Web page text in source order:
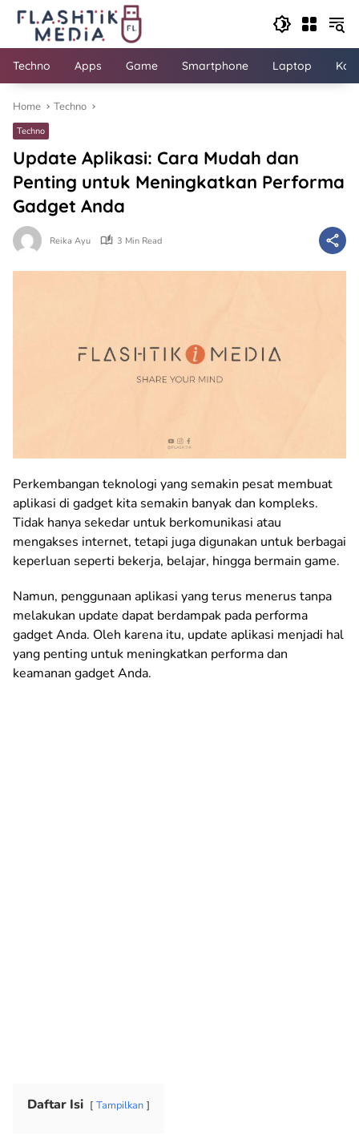
Skip
content
Techno Apps Game Smartphone Laptop
Home Techno
Techno
Update Aplikasi: Cara Mudah dan
Penting untuk Meningkatkan Performa
Gadget Anda
Reika Ayu 3 Min Read
Perkembangan teknologi yang semakin pesat membuat
aplikasi di gadget kita semakin banyak dan kompleks.
Tidak hanya sekedar untuk berkomunikasi atau
mengakses internet, tetapi juga digunakan untuk berbagai
keperluan seperti bekerja, belajar, hingga bermain game.
Namun, penggunaan aplikasi yang terus menerus tanpa
melakukan update dapat berdampak pada performa
gadget Anda. Oleh karena itu, update aplikasi menjadi hal
yang penting untuk meningkatkan performa dan
keamanan gadget Anda.
Daftar Isi Tampilkan